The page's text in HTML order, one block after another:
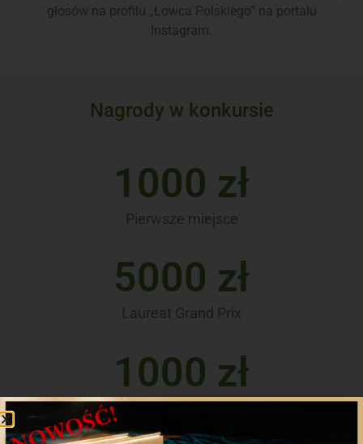
głosów na profilu „Łowca Polskiego” na portalu
Instagram.
Nagrody w konkursie
1000 zł
Pierwsze miejsce
5000 zł
Laureat Grand Prix
1000 zł
Zdjęcie z największą ilością polubień